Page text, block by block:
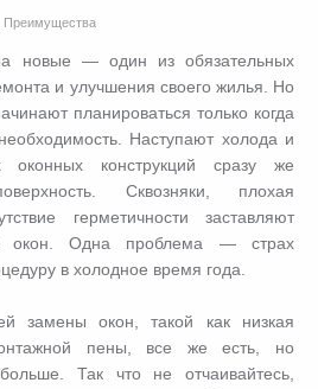
Преимущества
новые — один из обязательных
и улучшения своего жилья. Но
планироваться только когда
Наступают холода и
оконных конструкций сразу же
Сквозняки, плохая
герметичности заставляют
окон. Одна проблема — страх
в холодное время года.
замены окон, такой как низкая
пены, все же есть, но
Так что не отчаивайтесь,